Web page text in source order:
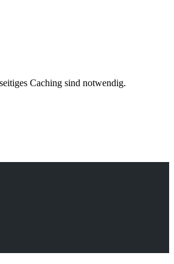
Caching sind notwendig.